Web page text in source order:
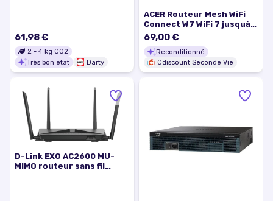
61,98 €
2 - 4 kg CO2
Très bon état
Darty
ACER Routeur Mesh WiFi
Connect W7 WiFi 7 jusquà
6.4 Gbps Système Mesh
MLO Supporte Le 6GHz /
5GHz / 24 GHz et Le 320
MHz
69,00 €
Reconditionné
Cdiscount Seconde Vie
D-Link EXO AC2600 MU-
MIMO routeur sans fil